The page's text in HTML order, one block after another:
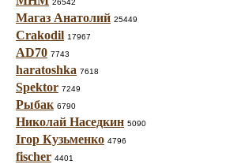
26542
Магаз Анатолий 25449
Crakodil 17967
AD70 7743
haratoshka 7618
Spektor 7249
Рыбак 6790
Николай Наседкин 5090
Ігор Кузьменко 4796
fischer 4401